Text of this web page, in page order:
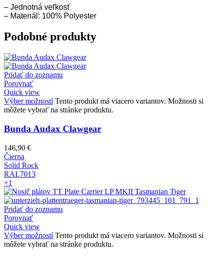
– Jednotná veľkosť
– Materiál: 100% Polyester
Podobné produkty
Pridať do zoznamu
Porovnať
Quick view
Výber možností Tento produkt má viacero variantov. Možnosti si
môžete vybrať na stránke produktu.
Bunda Audax Clawgear
146,90 €
Čierna
Solid Rock
RAL7013
+1
Pridať do zoznamu
Porovnať
Quick view
Výber možností Tento produkt má viacero variantov. Možnosti si
môžete vybrať na stránke produktu.